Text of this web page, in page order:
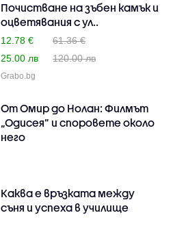
Почистване на зъбен камък и
оцветявания с ул..
12.78 €
61.36 €
25.00 лв
120.00 лв
Grabo.bg
От Омир до Нолан: Филмът
„Одисея” и споровете около
него
Каква е връзката между
съня и успеха в училище